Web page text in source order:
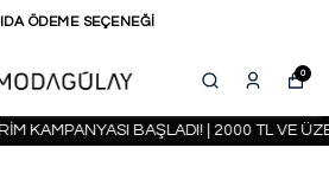
ÖDEME SEÇENEĞİ
0
BAŞLADI! | 2000 TL VE ÜZERİ